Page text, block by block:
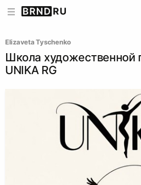
Elizaveta Tyschenko
Школа художественной
UNIKA RG